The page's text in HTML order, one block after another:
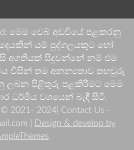
මෙම වෙබ් අඩවියේ පළකරනු
යම් පුද්ගලයකුට හෝ
අගතියක් සිදුවන්නේ නම් එම
විසින් තම අනන්‍යතාව තහවුරු
ලබන පිළිතුරු පළකිරීමට මෙම
ධර්මීය වශයෙන් බැඳී සිටී.
2021- 2024| Contact Us -
|
Design & develop by